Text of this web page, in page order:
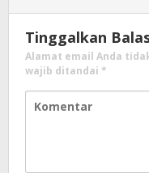
Tinggalkan
Alamat email Anda
wajib ditandai *